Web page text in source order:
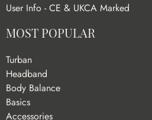
User Info - CE & UKCA Marked
MOST POPULAR
Turban
Headband
Body Balance
Basics
Accessories